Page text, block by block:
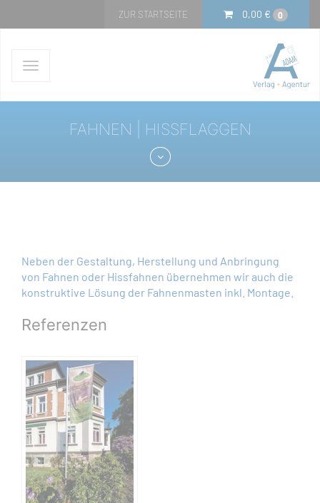
0,00 € 0
ZUR STARTSEITE
Navigation
FAHNEN | HISSFLAGGEN
Neben der Gestaltung, Herstellung und Anbringung
von Fahnen oder Hissfahnen übernehmen wir auch die
konstruktive Lösung der Fahnenmasten inkl. Montage.
Referenzen